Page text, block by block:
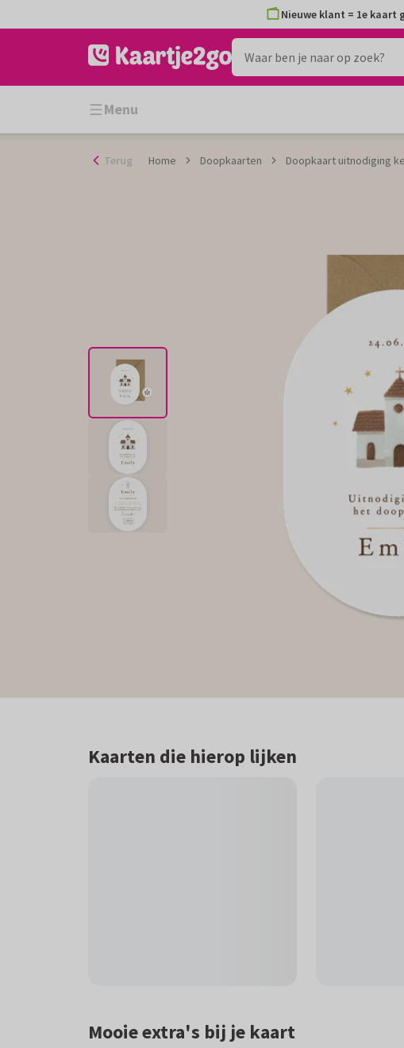
naar
Nieuwe klant = 1e kaart
Menu
Terug Home Doopkaarten Doopkaart uitnodiging
Kaarten die hierop lijken
Mooie extra's bij je kaart